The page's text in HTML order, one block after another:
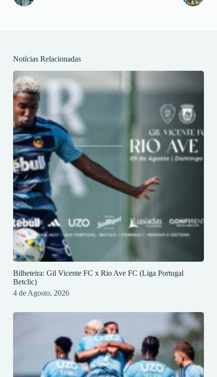
Notícias Relacionadas
Bilheteira: Gil Vicente FC x Rio Ave FC (Liga Portugal
Betclic)
4 de Agosto, 2026